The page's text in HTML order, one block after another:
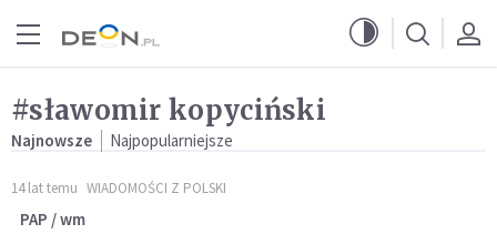
#sławomir kopyciński
Najnowsze Najpopularniejsze
14 lat temu WIADOMOŚCI Z POLSKI
PAP / wm